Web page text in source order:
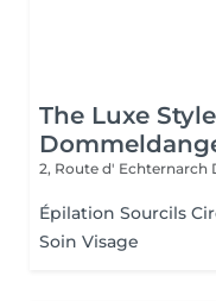
The Luxe Style
2, Route d' Echternarch
Épilation Sourcils
Soin Visage